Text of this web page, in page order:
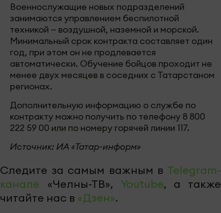
Военнослужащие новых подразделений
занимаются управлением беспилотной
техникой — воздушной, наземной и морской.
Минимальный срок контракта составляет один
год, при этом он не продлевается
автоматически. Обучение бойцов проходит не
менее двух месяцев в соседних с Татарстаном
регионах.
Дополнительную информацию о службе по
контракту можно получить по телефону 8 800
222 59 00 или по номеру горячей линии 117.
Источник: ИА «Татар-информ»
Следите за самым важным в Telegram-
канале «Челны-ТВ», Youtube, а также
читайте нас в «Дзен».